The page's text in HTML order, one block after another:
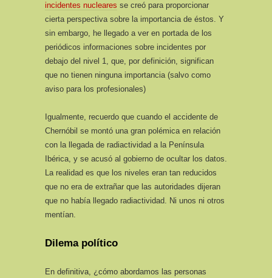
incidentes nucleares se creó para proporcionar
cierta perspectiva sobre la importancia de éstos. Y
sin embargo, he llegado a ver en portada de los
periódicos informaciones sobre incidentes por
debajo del nivel 1, que, por definición, significan
que no tienen ninguna importancia (salvo como
aviso para los profesionales)
Igualmente, recuerdo que cuando el accidente de
Chernóbil se montó una gran polémica en relación
con la llegada de radiactividad a la Península
Ibérica, y se acusó al gobierno de ocultar los datos.
La realidad es que los niveles eran tan reducidos
que no era de extrañar que las autoridades dijeran
que no había llegado radiactividad. Ni unos ni otros
mentían.
Dilema político
En definitiva, ¿cómo abordamos las personas